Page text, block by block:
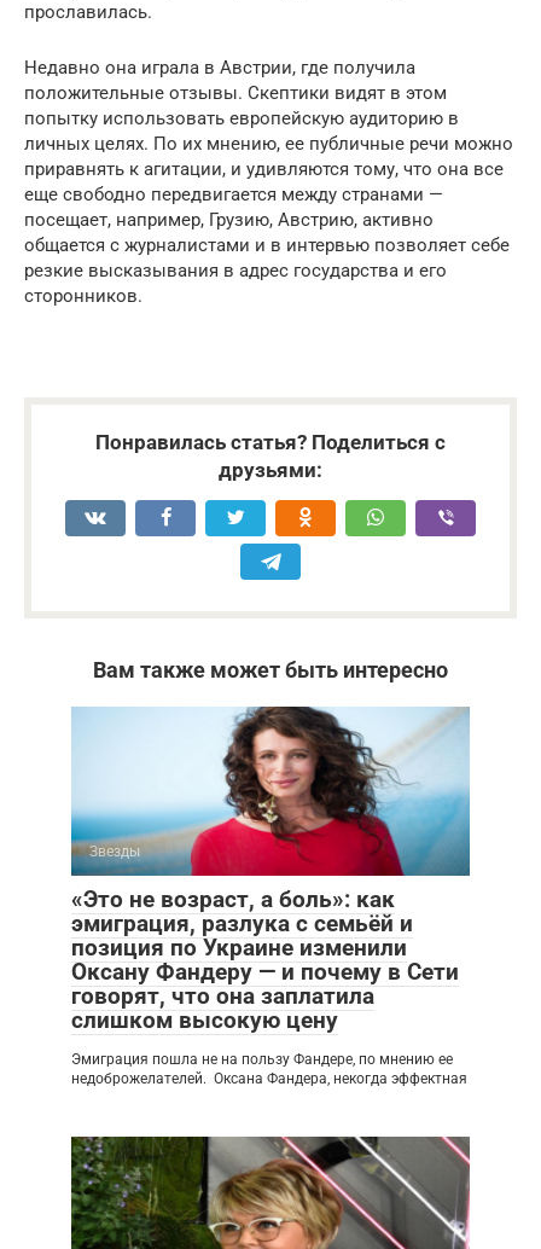
прославилась.
Недавно она играла в Австрии, где получила
положительные отзывы. Скептики видят в этом
попытку использовать европейскую аудиторию в
личных целях. По их мнению, ее публичные речи можно
приравнять к агитации, и удивляются тому, что она все
еще свободно передвигается между странами —
посещает, например, Грузию, Австрию, активно
общается с журналистами и в интервью позволяет себе
резкие высказывания в адрес государства и его
сторонников.
Понравилась статья? Поделиться с
друзьями:
Вам также может быть интересно
Звезды
«Это не возраст, а боль»: как
эмиграция, разлука с семьёй и
позиция по Украине изменили
Оксану Фандеру — и почему в Сети
говорят, что она заплатила
слишком высокую цену
Эмиграция пошла не на пользу Фандере, по мнению ее
недоброжелателей. Оксана Фандера, некогда эффектная